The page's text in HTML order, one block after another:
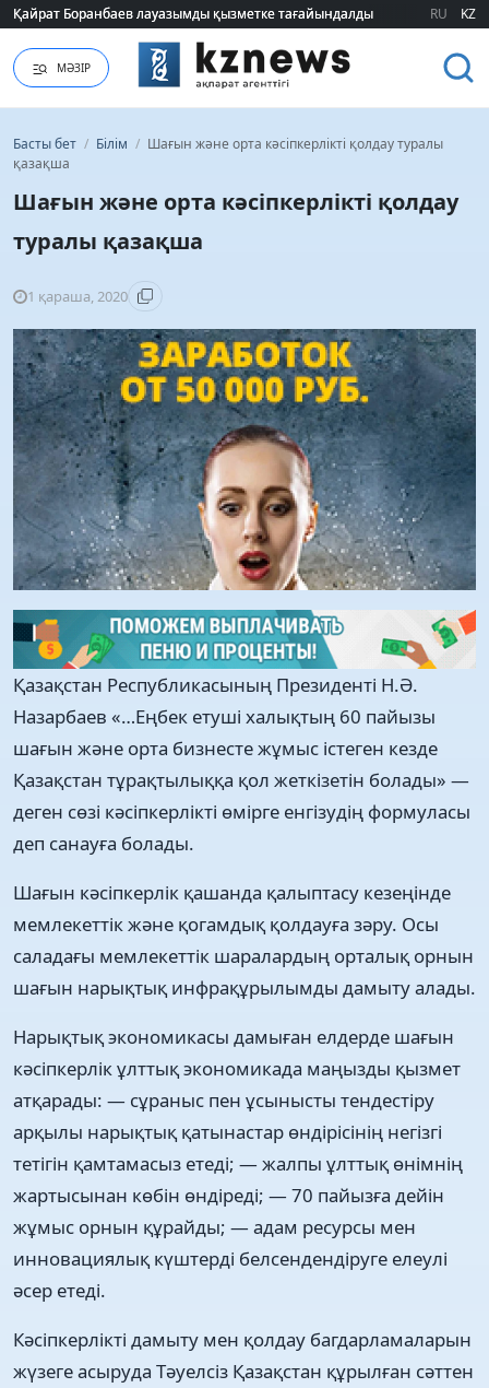
Грант иегерлері қашан белгілі болады?: Министрлік нақты мерзімді
RU KZ
МӘЗІР
Басты бет / Білім / Шағын жəне орта кəсіпкерлікті қолдау туралы
қазақша
Шағын жəне орта кəсіпкерлікті қолдау
туралы қазақша
1 қараша, 2020
Қазақстан Республикасының Президенті Н.Ə.
Назарбаев «…Еңбек етуші халықтың 60 пайызы
шағын жəне орта бизнесте жұмыс істеген кезде
Қазақстан тұрақтылыққа қол жеткізетін болады» —
деген сөзі кəсіпкерлікті өмірге енгізудің формуласы
деп санауға болады.
Шағын кəсіпкерлік қашанда қалыптасу кезеңінде
мемлекеттік жəне қогамдық қолдауға зəру. Осы
саладағы мемлекеттік шаралардың орталық орнын
шағын нарықтық инфрақұрылымды дамыту алады.
Нарықтық экономикасы дамыған елдерде шағын
кəсіпкерлік ұлттық экономикада маңызды қызмет
атқарады: — сұраныс пен ұсынысты тендестіру
арқылы нарықтық қатынастар өндірісінің негізгі
тетігін қамтамасыз етеді; — жалпы ұлттық өнімнің
жартысынан көбін өндіреді; — 70 пайызға дейін
жұмыс орнын құрайды; — адам ресурсы мен
инновациялық күштерді белсендендіруге елеулі
əсер етеді.
Кəсіпкерлікті дамыту мен қолдау багдарламаларын
жүзеге асыруда Тəуелсіз Қазақстан құрылған сəттен